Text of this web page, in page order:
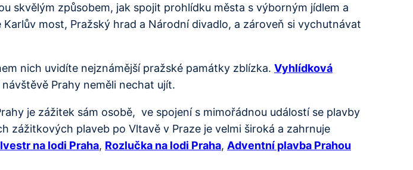
skvělým způsobem, jak spojit prohlídku města s výborným jídlem a
most, Pražský hrad a Národní divadlo, a zároveň si vychutnávat
nich uvidíte nejznámější pražské památky zblízka. Vyhlídková
Prahy neměli nechat ujít.
je zážitek sám osobě, ve spojení s mimořádnou událostí se plavby
zážitkových plaveb po Vltavě v Praze je velmi široká a zahrnuje
na lodi Praha, Rozlučka na lodi Praha, Adventní plavba Prahou